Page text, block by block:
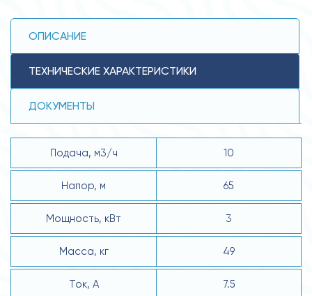
ОПИСАНИЕ
ТЕХНИЧЕСКИЕ ХАРАКТЕРИСТИКИ
ДОКУМЕНТЫ
Подача, м3/ч 10
Напор, м 65
Мощность, кВт 3
Масса, кг 49
Ток, А 7.5